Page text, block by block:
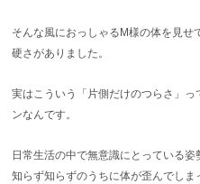
鍼灸・美容鍼灸
猫背矯正・姿勢改善
症例
そんな風におっしゃるM様の体を見せ
硬さがありました。
実はこういう「片側だけのつらさ」
ンなんです。
日常生活の中で無意識にとっている姿
知らず知らずのうちに体が歪んでしま